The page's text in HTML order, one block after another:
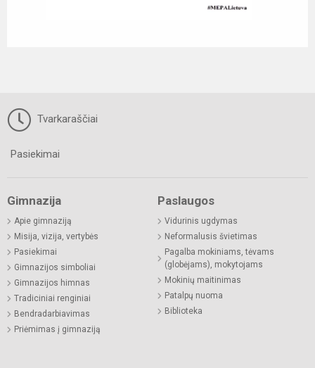
Tvarkaraščiai
Pasiekimai
Gimnazija
Apie gimnaziją
Misija, vizija, vertybės
Pasiekimai
Gimnazijos simboliai
Gimnazijos himnas
Tradiciniai renginiai
Bendradarbiavimas
Priėmimas į gimnaziją
Paslaugos
Vidurinis ugdymas
Neformalusis švietimas
Pagalba mokiniams, tėvams
(globėjams), mokytojams
Mokinių maitinimas
Patalpų nuoma
Biblioteka